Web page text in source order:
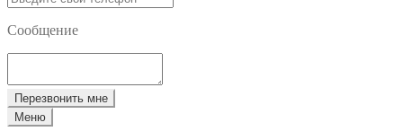
Сообщение
Перезвонить мне
Меню